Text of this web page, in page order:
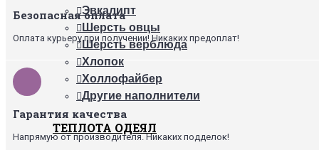
Эвкалипт
Шерсть овцы
Шерсть верблюда
Хлопок
Холлофайбер
Другие наполнители
ТЕПЛОТА ОДЕЯЛ
Безопасная оплата
Оплата курьеру при получении! Никаких предоплат!
Гарантия качества
Напрямую от производителя. Никаких подделок!